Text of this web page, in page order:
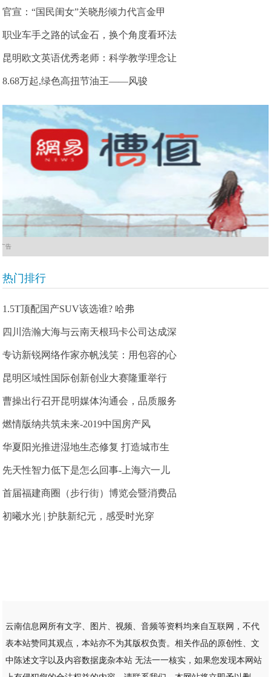
官宣：“国民闺女”关晓彤倾力代言金甲
职业车手之路的试金石，换个角度看环法
昆明欧文英语优秀老师：科学教学理念让
8.68万起,绿色高扭节油王——风骏
广告
热门排行
1.5T顶配国产SUV该选谁? 哈弗
四川浩瀚大海与云南天根玛卡公司达成深
专访新锐网络作家亦帆浅笑：用包容的心
昆明区域性国际创新创业大赛隆重举行
曹操出行召开昆明媒体沟通会，品质服务
燃情版纳共筑未来-2019中国房产风
华夏阳光推进湿地生态修复 打造城市生
先天性智力低下是怎么回事-上海六一儿
首届福建商圈（步行街）博览会暨消费品
初曦水光 | 护肤新纪元，感受时光穿
云南信息网所有文字、图片、视频、音频等资料均来自互联网，不代
表本站赞同其观点，本站亦不为其版权负责。相关作品的原创性、文
中陈述文字以及内容数据庞杂本站 无法一一核实，如果您发现本网站